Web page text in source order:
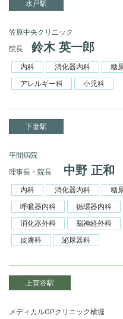
水戸駅
笠原中央クリニック
院長
鈴木 英一郎
内科 消化器内科 糖
アレルギー科
小児科
下妻駅
平間病院
理事長・院長
中野 正和
内科 消化器内科 糖
呼吸器内科
循環器内科
消化器外科
脳神経外科
皮膚科
泌尿器科
上菅谷駅
メディカルGPクリニック横堀